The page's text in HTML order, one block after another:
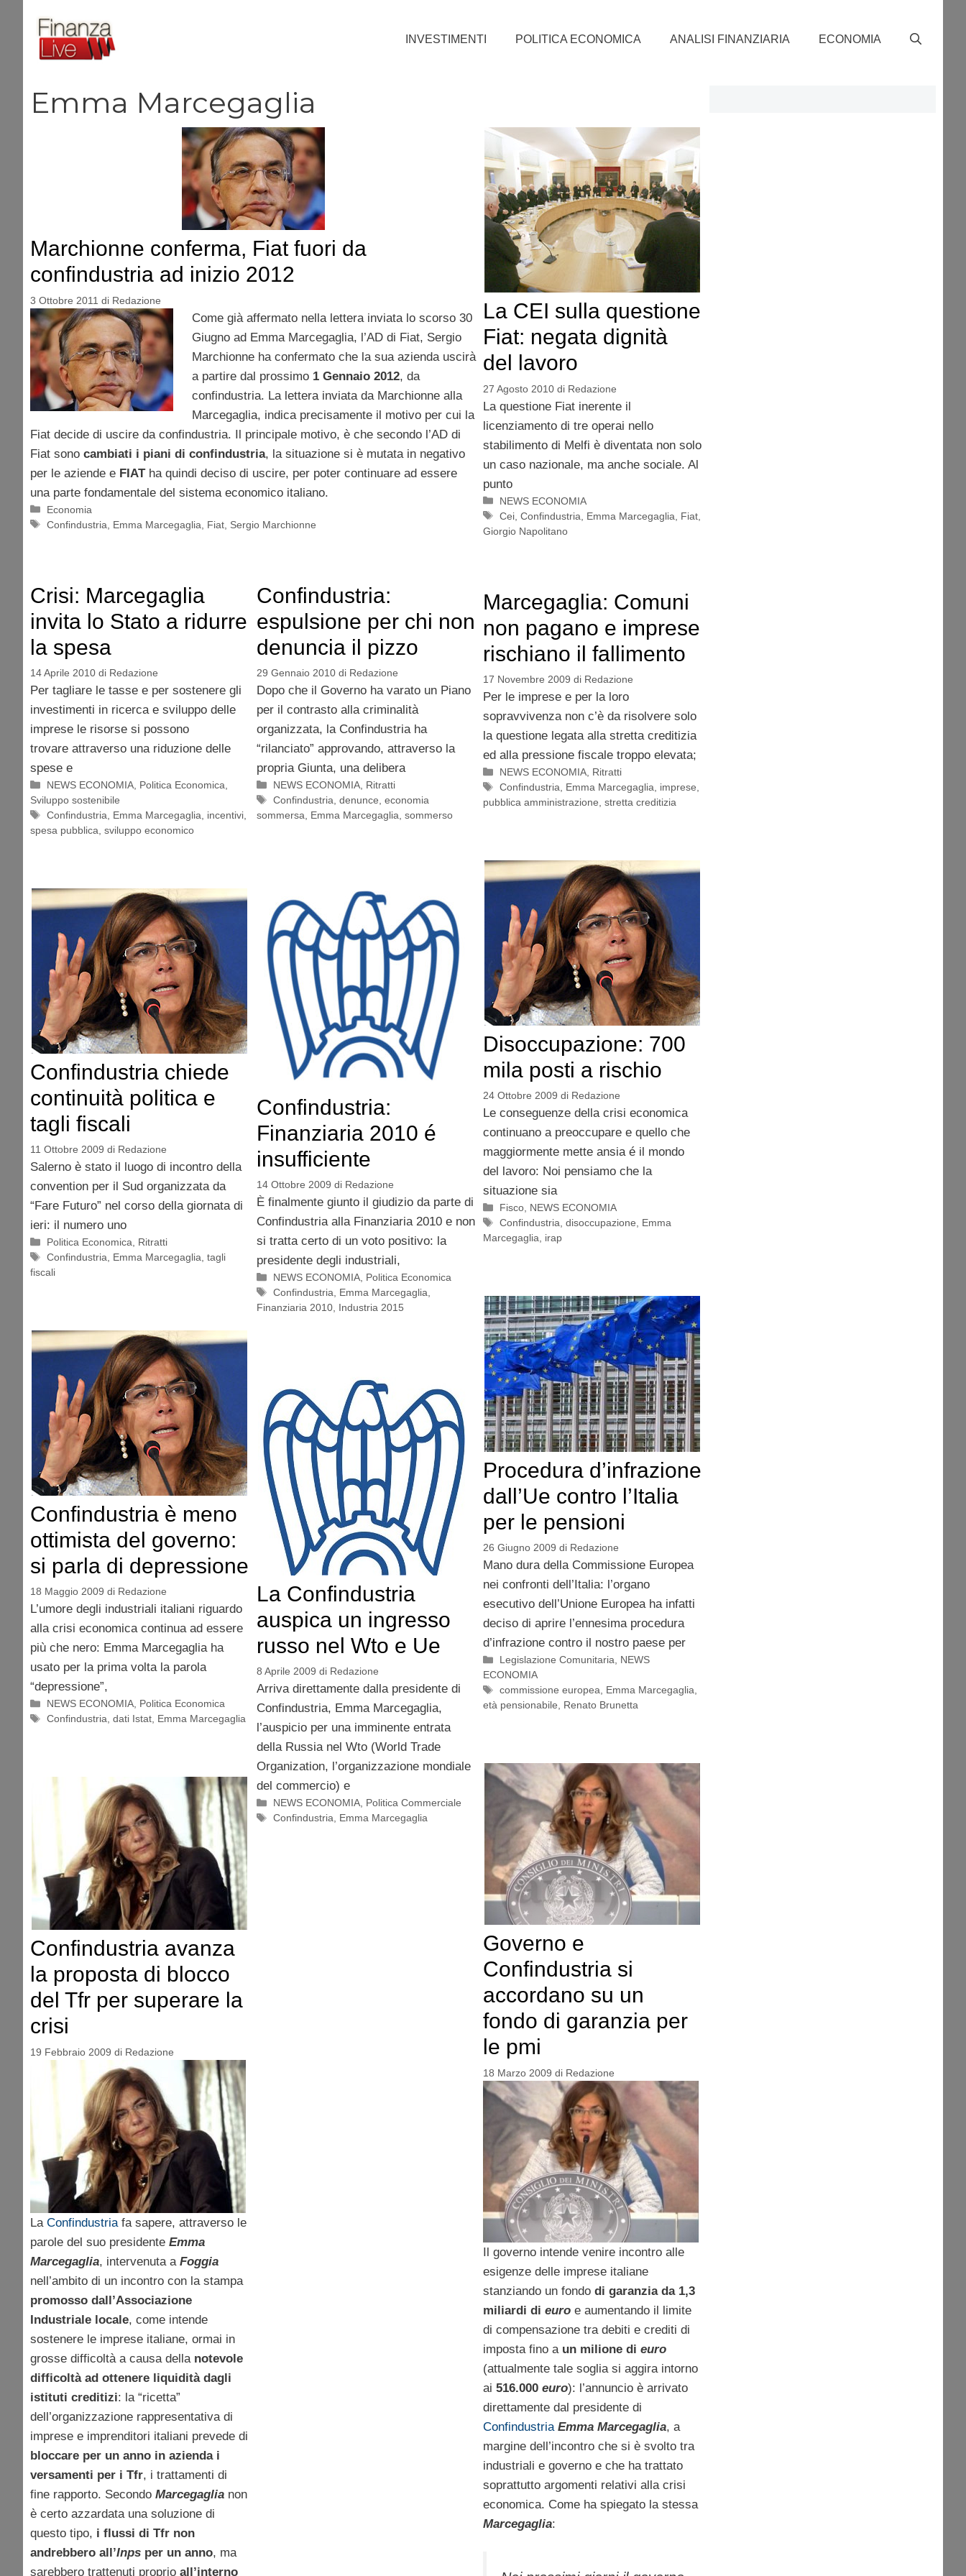
contenuto
INVESTIMENTI POLITICA ECONOMICA ANALISI FINANZIARIA ECONOMIA
Emma Marcegaglia
Marchionne conferma, Fiat fuori da
confindustria ad inizio 2012
3 Ottobre 2011 di Redazione
Come già affermato nella lettera inviata lo scorso 30
Giugno ad Emma Marcegaglia, l’AD di Fiat, Sergio
Marchionne ha confermato che la sua azienda uscirà
a partire dal prossimo 1 Gennaio 2012, da
confindustria. La lettera inviata da Marchionne alla
Marcegaglia, indica precisamente il motivo per cui la
Fiat decide di uscire da confindustria. Il principale motivo, è che secondo l’AD di
Fiat sono cambiati i piani di confindustria, la situazione si è mutata in negativo
per le aziende e FIATha quindi deciso di uscire, per poter continuare ad essere
una parte fondamentale del sistema economico italiano.
Categorie
Economia
Tag
Confindustria Emma Marcegaglia Fiat Sergio Marchionne
La CEI sulla questione
Fiat: negata dignità
del lavoro
27 Agosto 2010 di Redazione
La questione Fiat inerente il
licenziamento di tre operai nello
stabilimento di Melfi è diventata non solo
un caso nazionale, ma anche sociale. Al
punto
Categorie
NEWS ECONOMIA
Tag
Cei ,Confindustria Emma Marcegaglia Fiat
Giorgio Napolitano
Crisi: Marcegaglia
invita lo Stato a ridurre
la spesa
14 Aprile 2010 di Redazione
Per tagliare le tasse e per sostenere gli
investimenti in ricerca e sviluppo delle
imprese le risorse si possono
trovare attraverso una riduzione delle
spese e
Categorie
NEWS ECONOMIA Politica Economica
Sviluppo sostenibile
Tag
Confindustria Emma Marcegaglia incentivi
spesa pubblica sviluppo economico
Confindustria:
espulsione per chi non
denuncia il pizzo
29 Gennaio 2010 di Redazione
Dopo che il Governo ha varato un Piano
per il contrasto alla criminalità
organizzata, la Confindustria ha
“rilanciato” approvando, attraverso la
propria Giunta, una delibera
Categorie
NEWS ECONOMIA Ritratti
Tag
Confindustria ,denunce ,economia
sommersa
Emma Marcegaglia sommerso
Marcegaglia: Comuni
non pagano e imprese
rischiano il fallimento
17 Novembre 2009 di Redazione
Per le imprese e per la loro
sopravvivenza non c’è da risolvere solo
la questione legata alla stretta creditizia
ed alla pressione fiscale troppo elevata;
Categorie
NEWS ECONOMIA Ritratti
Tag
Confindustria Emma Marcegaglia imprese
pubblica amministrazione stretta creditizia
Disoccupazione: 700
mila posti a rischio
24 Ottobre 2009 di Redazione
Le conseguenze della crisi economica
continuano a preoccupare e quello che
maggiormente mette ansia é il mondo
del lavoro: Noi pensiamo che la
situazione sia
Categorie
Fisco NEWS ECONOMIA
Tag
Confindustria ,disoccupazione
Emma
Marcegaglia
irap
Confindustria:
Finanziaria 2010 é
insufficiente
14 Ottobre 2009 di Redazione
È finalmente giunto il giudizio da parte di
Confindustria alla Finanziaria 2010 e non
si tratta certo di un voto positivo: la
presidente degli industriali,
Categorie
NEWS ECONOMIA Politica Economica
Tag
Confindustria Emma Marcegaglia
Finanziaria 2010, Industria 2015
Confindustria chiede
continuità politica e
tagli fiscali
11 Ottobre 2009 di Redazione
Salerno è stato il luogo di incontro della
convention per il Sud organizzata da
“Fare Futuro” nel corso della giornata di
ieri: il numero uno
Categorie
Politica Economica
Ritratti
Tag
Confindustria Emma Marcegaglia ,tagli
fiscali
Procedura d’infrazione
dall’Ue contro l’Italia
per le pensioni
26 Giugno 2009 di Redazione
Mano dura della Commissione Europea
nei confronti dell’Italia: l’organo
esecutivo dell’Unione Europea ha infatti
deciso di aprire l’ennesima procedura
d’infrazione contro il nostro paese per
Categorie
Legislazione Comunitaria, NEWS
ECONOMIA
Tag
commissione europea, Emma Marcegaglia,
età pensionabile, Renato Brunetta
Confindustria è meno
ottimista del governo:
si parla di depressione
18 Maggio 2009 di Redazione
L’umore degli industriali italiani riguardo
alla crisi economica continua ad essere
più che nero: Emma Marcegaglia ha
usato per la prima volta la parola
“depressione”,
Categorie
NEWS ECONOMIA, Politica Economica
Tag
Confindustria,dati Istat, Emma Marcegaglia
La Confindustria
auspica un ingresso
russo nel Wto e Ue
8 Aprile 2009 di Redazione
Arriva direttamente dalla presidente di
Confindustria, Emma Marcegaglia,
l’auspicio per una imminente entrata
della Russia nel Wto (World Trade
Organization, l’organizzazione mondiale
del commercio) e
Categorie
NEWS ECONOMIA, Politica Commerciale
Tag
Confindustria, Emma Marcegaglia
Governo e
Confindustria si
accordano su un
fondo di garanzia per
le pmi
18 Marzo 2009 di Redazione
Il governo intende venire incontro alle
esigenze delle imprese italiane
stanziando un fondo di garanzia da 1,3
miliardi di euroe aumentando il limite
di compensazione tra debiti e crediti di
imposta fino a un milione di euro
(attualmente tale soglia si aggira intorno
ai 516.000 euro): l’annuncio è arrivato
direttamente dal presidente di
Confindustria Emma Marcegaglia, a
margine dell’incontro che si è svolto tra
industriali e governo e che ha trattato
soprattutto argomenti relativi alla crisi
economica. Come ha spiegato la stessa
Marcegaglia:
Confindustria avanza
la proposta di blocco
del Tfr per superare la
crisi
19 Febbraio 2009 di Redazione
La Confindustria fa sapere, attraverso le
parole del suo presidente Emma
Marcegaglia, intervenuta a Foggia
nell’ambito di un incontro con la stampa
promosso dall’Associazione
Industriale locale, come intende
sostenere le imprese italiane, ormai in
grosse difficoltà a causa della notevole
difficoltà ad ottenere liquidità dagli
istituti creditizi: la “ricetta”
dell’organizzazione rappresentativa di
imprese e imprenditori italiani prevede di
bloccare per un anno in azienda i
versamenti per i Tfr, i trattamenti di
fine rapporto. Secondo Marcegaglia non
è certo azzardata una soluzione di
questo tipo, i flussi di Tfr non
andrebbero all’Inps per un anno, ma
sarebbero trattenuti proprio all’interno